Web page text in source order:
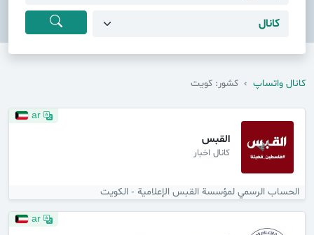
کانال واتساپ › کشور: کویت
القبس
کانال اخبار
الحساب الرسمي لمؤسسة القبس الإعلامية - الكويت